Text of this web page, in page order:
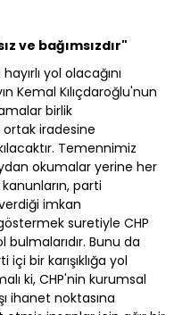
ve bağımsızdır"
yol olacağını
Kemal Kılıçdaroğlu'nun
birlik
iradesine
Temennimiz
okumalar yerine her
parti
imkan
suretiyle CHP
Bunu da
bir karışıklığa yol
ki, CHP'nin kurumsal
ihanet noktasına